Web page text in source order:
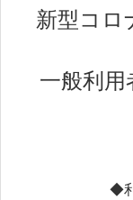
新型コロ
一般利
◆